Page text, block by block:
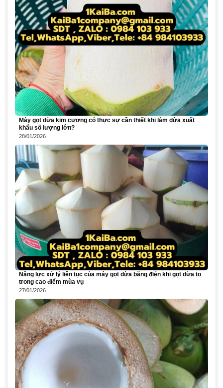
Máy gọt dừa kim cương có thực sự cần thiết khi làm dừa xuất
khẩu số lượng lớn?
28/01/2026
Năng lực xử lý liên tục của máy gọt dừa bằng điện khi gọt dừa to
trong cao điểm mùa vụ
27/01/2026